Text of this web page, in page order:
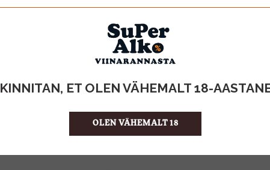
KINNITAN, ET OLEN VÄHEMALT 18-
OLEN VÄHEMALT 18
ÜHIKU HIND
KOGUS KASTIS